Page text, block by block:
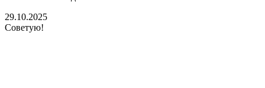
29.10.2025
Советую!